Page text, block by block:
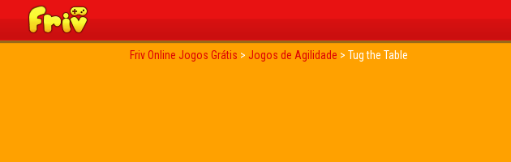
Friv Online Jogos Grátis > Jogos de Agilidade > Tug the Table